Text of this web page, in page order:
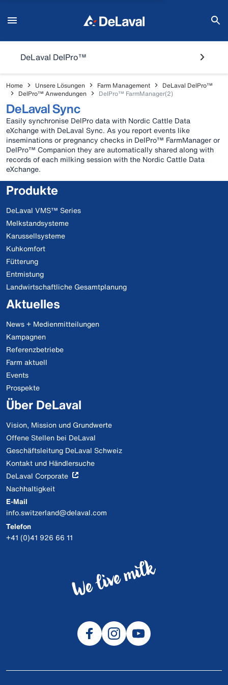
DeLaval DelPro™
Home Unsere Lösungen Farm Management
DeLaval DelPro™
DelPro™ Anwendungen
DelPro™ FarmManager(2)
DeLaval Sync
Easily synchronise DelPro data with Nordic Cattle Data
eXchange with DeLaval Sync. As you report events like
inseminations or pregnancy checks in DelPro™ FarmManager or
DelPro™ Companion they are automatically shared along with
records of each milking session with the Nordic Cattle Data
eXchange.
Produkte
DeLaval VMS™ Series
Melkstandsysteme
Karussellsysteme
Kuhkomfort
Fütterung
Entmistung
Landwirtschaftliche Gesamtplanung
Aktuelles
News + Medienmitteilungen
Kampagnen
Referenzbetriebe
Farm aktuell
Events
Prospekte
Über DeLaval
Vision, Mission und Grundwerte
Offene Stellen bei DeLaval
Geschäftsleitung DeLaval Schweiz
Kontakt und Händlersuche
DeLaval Corporate
Nachhaltigkeit
E-Mail
info.switzerland@delaval.com
Telefon
+41 (0)41 926 66 11